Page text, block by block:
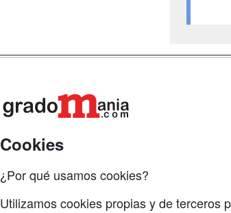
Cookies
¿Por qué usamos cookies?
Utilizamos cookies propias y de terceros